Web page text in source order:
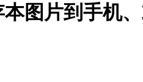
图片到手机